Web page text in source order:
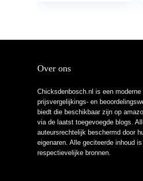
Over ons
Chicksdenbosch.nl is een moderne
prijsvergelijkings- en
biedt die beschikbaar zijn op
via de laatst toegevoegde blogs.
auteursrechtelijk beschermd door
eigenaren. Alle geciteerde inhoud
respectievelijke bronnen.